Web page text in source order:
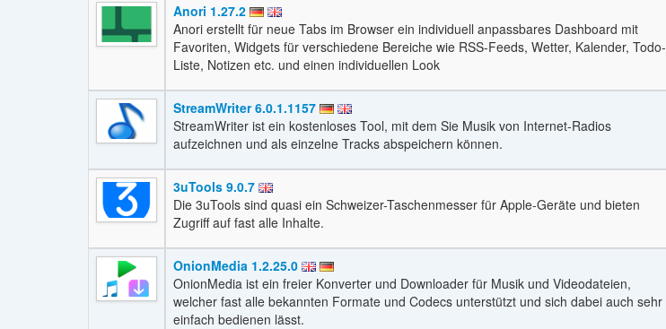
Anori 1.27.2
Anori erstellt für neue Tabs im Browser ein individuell anpassbares Dashboard mit
Favoriten, Widgets für verschiedene Bereiche wie RSS-Feeds, Wetter, Kalender, Todo-
Liste, Notizen etc. und einen individuellen Look
StreamWriter 6.0.1.1157
StreamWriter ist ein kostenloses Tool, mit dem Sie Musik von Internet-Radios
aufzeichnen und als einzelne Tracks abspeichern können.
3uTools 9.0.7
Die 3uTools sind quasi ein Schweizer-Taschenmesser für Apple-Geräte und bieten
Zugriff auf fast alle Inhalte.
OnionMedia 1.2.25.0
OnionMedia ist ein freier Konverter und Downloader für Musik und Videodateien,
welcher fast alle bekannten Formate und Codecs unterstützt und sich dabei auch sehr
einfach bedienen lässt.